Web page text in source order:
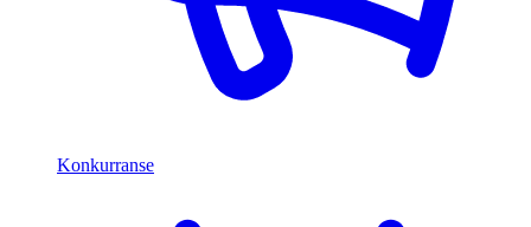
Konkurranse